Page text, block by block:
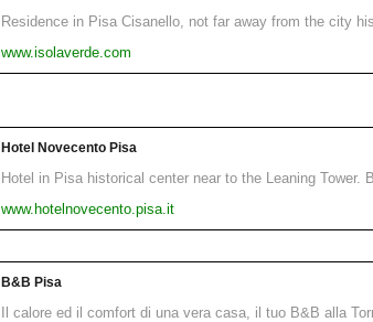
Residence in Pisa Cisanello, not far away from the city
www.isolaverde.com
Hotel Novecento Pisa
Hotel in Pisa historical center near to the Leaning Tower.
www.hotelnovecento.pisa.it
B&B Pisa
Il calore ed il comfort di una vera casa, il tuo B&B alla